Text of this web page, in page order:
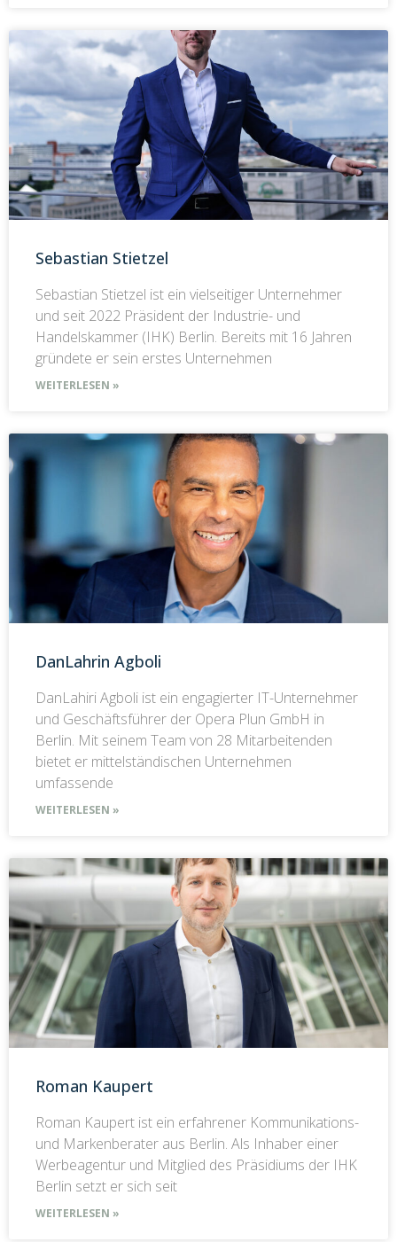
Sebastian Stietzel
Sebastian Stietzel ist ein vielseitiger Unternehmer
und seit 2022 Präsident der Industrie- und
Handelskammer (IHK) Berlin. Bereits mit 16 Jahren
gründete er sein erstes Unternehmen
WEITERLESEN »
DanLahrin Agboli
DanLahiri Agboli ist ein engagierter IT-Unternehmer
und Geschäftsführer der Opera Plun GmbH in
Berlin. Mit seinem Team von 28 Mitarbeitenden
bietet er mittelständischen Unternehmen
umfassende
WEITERLESEN »
Roman Kaupert
Roman Kaupert ist ein erfahrener Kommunikations-
und Markenberater aus Berlin. Als Inhaber einer
Werbeagentur und Mitglied des Präsidiums der IHK
Berlin setzt er sich seit
WEITERLESEN »